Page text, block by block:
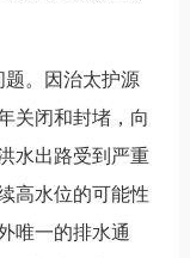
题。因治太护源
关闭和封堵，向
水出路受到严重
高水位的可能性
唯一的排水通